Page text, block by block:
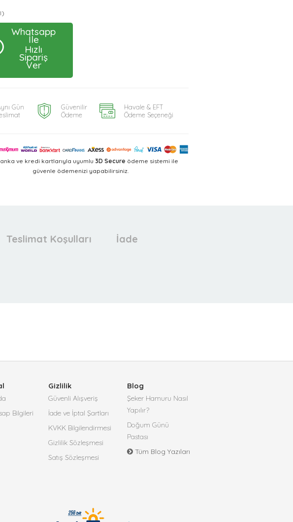
Whatsapp
İle
Hızlı
Sipariş
Ver
Gün
Güvenilir
Ödeme
Havale & EFT
Ödeme Seçeneği
ve kredi kartlarıyla uyumlu 3D Secure ödeme sistemi ile
güvenle ödemenizi yapabilirsiniz.
Teslimat Koşulları İade
Bilgileri
Gizlilik
Güvenli Alışveriş
İade ve İptal Şartları
KVKK Bilgilendirmesi
Gizlilik Sözleşmesi
Satış Sözleşmesi
Blog
Şeker Hamuru Nasıl
Yapılır?
Doğum Günü
Pastası
Tüm Blog Yazıları